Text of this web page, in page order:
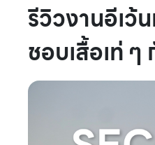
รีวิวงานอีเว้
ชอบเสื้อเท่